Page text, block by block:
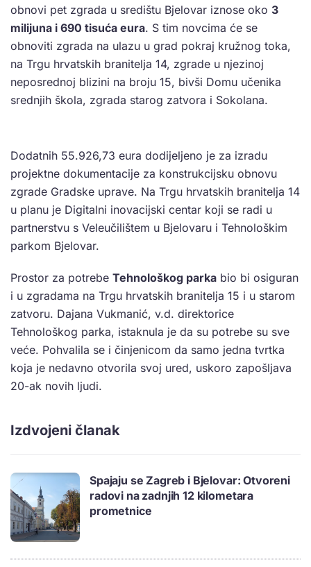
obnovi pet zgrada u središtu Bjelovar iznose oko 3
milijuna i 690 tisuća eura. S tim novcima će se
obnoviti zgrada na ulazu u grad pokraj kružnog toka,
na Trgu hrvatskih branitelja 14, zgrade u njezinoj
neposrednoj blizini na broju 15, bivši Domu učenika
srednjih škola, zgrada starog zatvora i Sokolana.
Dodatnih 55.926,73 eura dodijeljeno je za izradu
projektne dokumentacije za konstrukcijsku obnovu
zgrade Gradske uprave. Na Trgu hrvatskih branitelja 14
u planu je Digitalni inovacijski centar koji se radi u
partnerstvu s Veleučilištem u Bjelovaru i Tehnološkim
parkom Bjelovar.
Prostor za potrebe Tehnološkog parka bio bi osiguran
i u zgradama na Trgu hrvatskih branitelja 15 i u starom
zatvoru. Dajana Vukmanić, v.d. direktorice
Tehnološkog parka, istaknula je da su potrebe su sve
veće. Pohvalila se i činjenicom da samo jedna tvrtka
koja je nedavno otvorila svoj ured, uskoro zapošljava
20-ak novih ljudi.
Izdvojeni članak
Spajaju se Zagreb i Bjelovar: Otvoreni
radovi na zadnjih 12 kilometara
prometnice